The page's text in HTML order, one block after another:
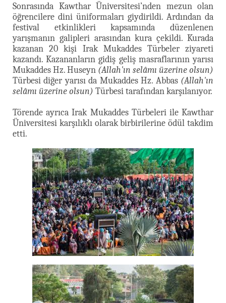
Sonrasında Kawthar Üniversitesi’nden mezun olan
öğrencilere dini üniformaları giydirildi. Ardından da
festival etkinlikleri kapsamında düzenlenen
yarışmanın galipleri arasından kura çekildi. Kurada
kazanan 20 kişi Irak Mukaddes Türbeler ziyareti
kazandı. Kazananların gidiş geliş masraflarının yarısı
Mukaddes Hz. Huseyn (Allah'ın selâmı üzerine olsun)
Türbesi diğer yarısı da Mukaddes Hz. Abbas (Allah'ın
selâmı üzerine olsun) Türbesi tarafından karşılanıyor.
Törende ayrıca Irak Mukaddes Türbeleri ile Kawthar
Üniversitesi karşılıklı olarak birbirilerine ödül takdim
etti.